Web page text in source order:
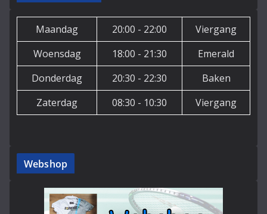
Maandag 20:00 - 22:00
Viergang
Woensdag
18:00 - 21:30
Emerald
Donderdag
20:30 - 22:30
Baken
Zaterdag
08:30 - 10:30 Viergang
Webshop